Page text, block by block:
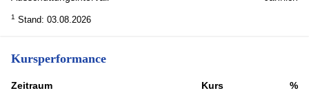
1 Stand: 03.08.2026
Kursperformance
Zeitraum Kurs
%